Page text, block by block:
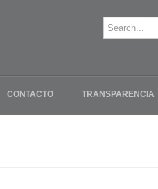
CONTACTO TRANSPARENCIA